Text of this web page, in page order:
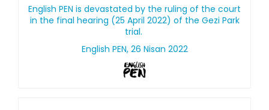
English PEN is devastated by the ruling of the court
in the final hearing (25 April 2022) of the Gezi Park
trial.
English PEN, 26 Nisan 2022